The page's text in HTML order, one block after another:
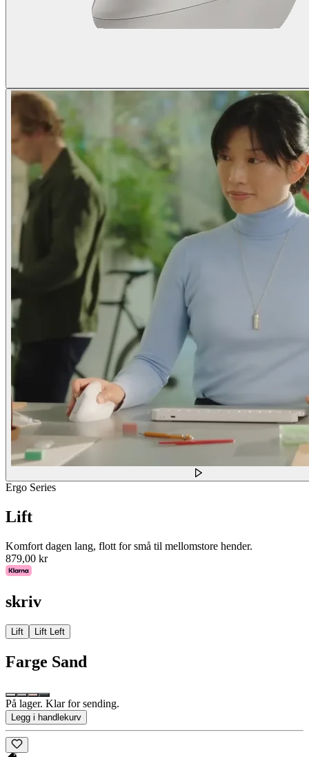
Ergo Series
Lift
Komfort dagen lang, flott for små til mellomstore hender.
879,00 kr
skriv
Lift Lift Left
Farge Sand
På lager. Klar for sending.
Legg i handlekurv